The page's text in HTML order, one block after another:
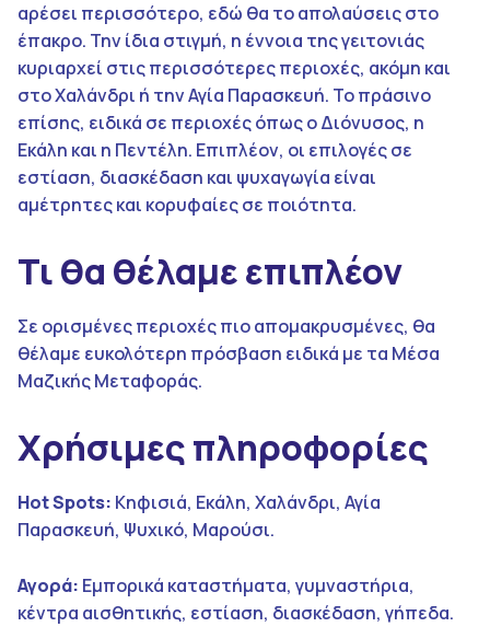
αρέσει περισσότερο, εδώ θα το απολαύσεις στο
έπακρο. Την ίδια στιγμή, η έννοια της γειτονιάς
κυριαρχεί στις περισσότερες περιοχές, ακόμη και
στο Χαλάνδρι ή την Αγία Παρασκευή. Το πράσινο
επίσης, ειδικά σε περιοχές όπως ο Διόνυσος, η
Εκάλη και η Πεντέλη. Επιπλέον, οι επιλογές σε
εστίαση, διασκέδαση και ψυχαγωγία είναι
αμέτρητες και κορυφαίες σε ποιότητα.
Τι θα θέλαμε επιπλέον
Σε ορισμένες περιοχές πιο απομακρυσμένες, θα
θέλαμε ευκολότερη πρόσβαση ειδικά με τα Μέσα
Μαζικής Μεταφοράς.
Χρήσιμες πληροφορίες
Hot Spots: Κηφισιά, Εκάλη, Χαλάνδρι, Αγία
Παρασκευή, Ψυχικό, Μαρούσι.
Αγορά: Εμπορικά καταστήματα, γυμναστήρια,
κέντρα αισθητικής, εστίαση, διασκέδαση, γήπεδα.